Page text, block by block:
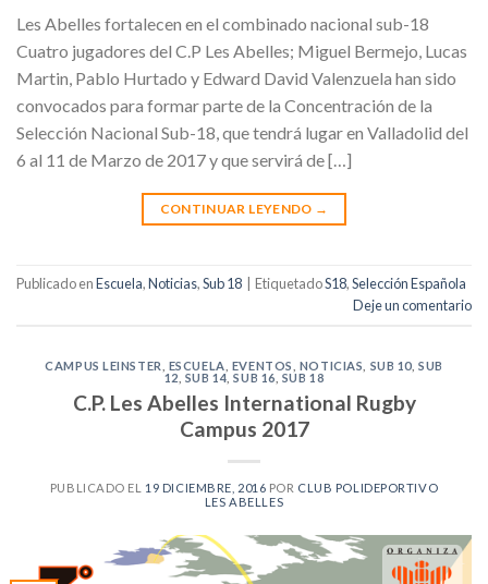
Les Abelles fortalecen en el combinado nacional sub-18
Cuatro jugadores del C.P Les Abelles; Miguel Bermejo, Lucas
Martin, Pablo Hurtado y Edward David Valenzuela han sido
convocados para formar parte de la Concentración de la
Selección Nacional Sub-18, que tendrá lugar en Valladolid del
6 al 11 de Marzo de 2017 y que servirá de […]
CONTINUAR LEYENDO →
Publicado enEscuela,Noticias,Sub 18 EtiquetadoS18,Selección Española
Deje un comentario
CAMPUS LEINSTER ESCUELA EVENTOS NOTICIAS SUB 10,SUB
12 SUB 14 ,SUB 16 SUB 18
C.P. Les Abelles International Rugby
Campus 2017
PUBLICADO EL 19 DICIEMBRE, 2016 POR CLUB POLIDEPORTIVO
LES ABELLES